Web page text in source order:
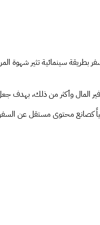
سينمائية تثير شهوة
المال وأكثر من ذلك،
كصانع محتوى مستقل عن